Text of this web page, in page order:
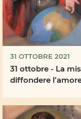
31 OTTOBRE 2021
31 ottobre - La
diffondere